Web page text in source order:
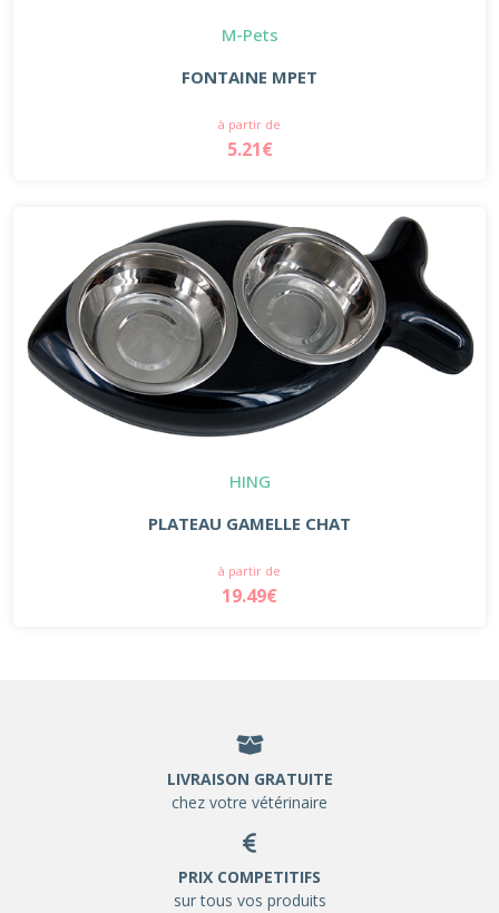
M-Pets
FONTAINE MPET
à partir de
5.21€
HING
PLATEAU GAMELLE CHAT
à partir de
19.49€
LIVRAISON GRATUITE
chez votre vétérinaire
PRIX COMPETITIFS
sur tous vos produits